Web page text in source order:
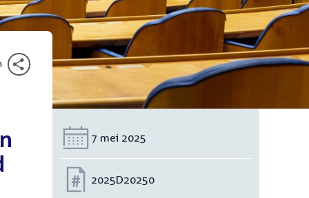
Datum:
7 mei 2025
Nummer:
2025D20250